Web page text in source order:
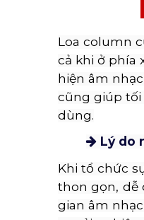
Loa column
cả khi ở phía
hiện âm
cũng giúp tối
dùng.
Lý do
Khi tổ chức
thon gọn, dễ
gian âm